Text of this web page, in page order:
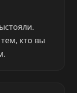
кто вы